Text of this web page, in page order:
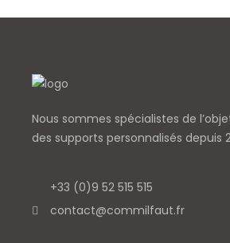
Nous sommes spécialistes de
des supports personnalisés depuis
+33 (0)9 52 515 515
contact@commilfaut.fr